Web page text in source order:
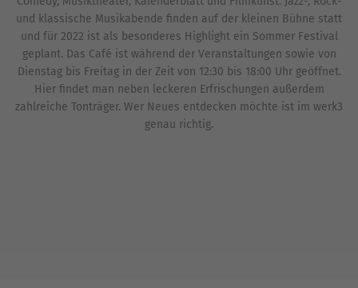
und klassische Musikabende finden auf der kleinen Bühne statt
und für 2022 ist als besonderes Highlight ein Sommer Festival
geplant. Das Café ist während der Veranstaltungen sowie von
Dienstag bis Freitag in der Zeit von 12:30 bis 18:00 Uhr geöffnet.
Hier findet man neben leckeren Erfrischungen außerdem
zahlreiche Tonträger. Wer Neues entdecken möchte ist im werk3
genau richtig.